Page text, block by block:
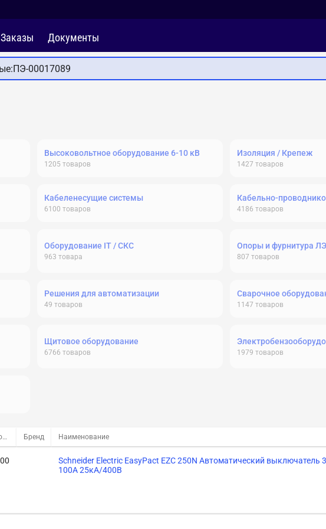
Заказы Документы
Высоковольтное оборудование 6-10 кВ
1205 товаров
Изоляция / Крепеж
1427 товаров
Кабеленесущие системы
6100 товаров
Кабельно-
4186 товаров
Оборудование IT / СКС
963 товара
Опоры и фурнитура
807 товаров
Решения для автоматизации
49 товаров
Сварочное
1147 товаров
Щитовое оборудование
6766 товаров 1979 товаров
Код производителя Бренд Наименование
Schneider Electric EasyPact EZC 250N Автоматический выключатель
100A 25кA/400В